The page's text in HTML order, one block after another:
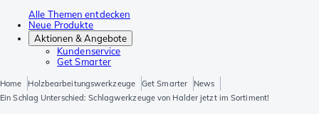
Alle Themen entdecken
Neue Produkte
Aktionen & Angebote
Kundenservice
Get Smarter
Home Holzbearbeitungswerkzeuge Get Smarter
News
Ein Schlag Unterschied: Schlagwerkzeuge von Halder jetzt im Sortiment!